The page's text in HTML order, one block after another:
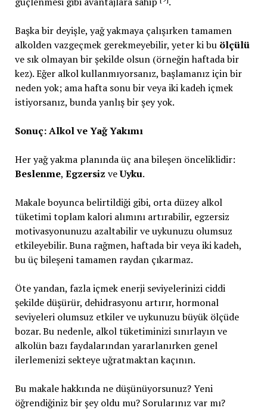
Başka bir deyişle, yağ yakmaya çalışırken tamamen
alkolden vazgeçmek gerekmeyebilir, yeter ki bu ölçülü
ve sık olmayan bir şekilde olsun (örneğin haftada bir
kez). Eğer alkol kullanmıyorsanız, başlamanız için bir
neden yok; ama hafta sonu bir veya iki kadeh içmek
istiyorsanız, bunda yanlış bir şey yok.
Sonuç: Alkol ve Yağ Yakımı
Her yağ yakma planında üç ana bileşen önceliklidir:
Beslenme, Egzersiz veUyku.
Makale boyunca belirtildiği gibi, orta düzey alkol
tüketimi toplam kalori alımını artırabilir, egzersiz
motivasyonunuzu azaltabilir ve uykunuzu olumsuz
etkileyebilir. Buna rağmen, haftada bir veya iki kadeh,
bu üç bileşeni tamamen raydan çıkarmaz.
Öte yandan, fazla içmek enerji seviyelerinizi ciddi
şekilde düşürür, dehidrasyonu artırır, hormonal
seviyeleri olumsuz etkiler ve uykunuzu büyük ölçüde
bozar. Bu nedenle, alkol tüketiminizi sınırlayın ve
alkolün bazı faydalarından yararlanırken genel
ilerlemenizi sekteye uğratmaktan kaçının.
Bu makale hakkında ne düşünüyorsunuz? Yeni
öğrendiğiniz bir şey oldu mu? Sorularınız var mı?